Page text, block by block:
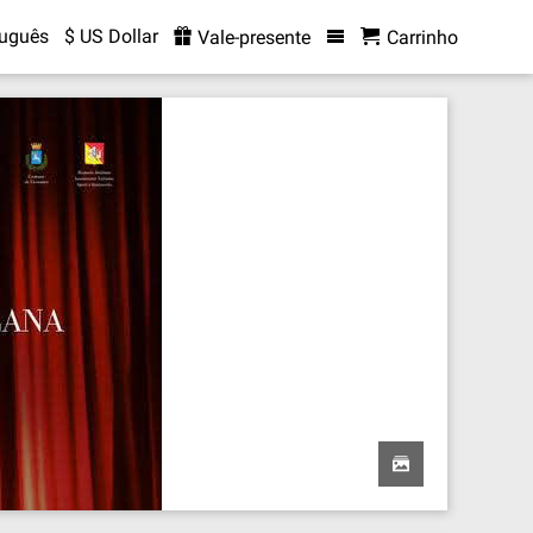
$ US Dollar Vale-presente Carrinho